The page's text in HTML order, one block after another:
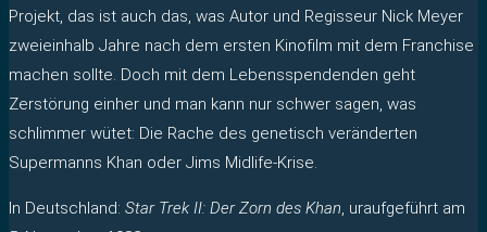
Projekt, das ist auch das, was Autor und Regisseur Nick Meyer
zweieinhalb Jahre nach dem ersten Kinofilm mit dem Franchise
machen sollte. Doch mit dem Lebensspendenden geht
Zerstörung einher und man kann nur schwer sagen, was
schlimmer wütet: Die Rache des genetisch veränderten
Supermanns Khan oder Jims Midlife-Krise.
In Deutschland: Star Trek II: Der Zorn des Khan, uraufgeführt am